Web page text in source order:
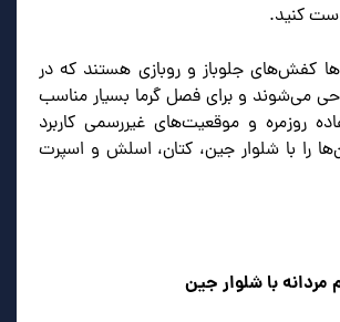
ست کنید.
کفش‌های جلوباز و روبازی هستند که در
می‌شوند و برای فصل گرما بسیار مناسب
روزمره و موقعیت‌های غیررسمی کاربرد
را با شلوار جین، کتان، اسلش و اسپرت
با شلوار جین